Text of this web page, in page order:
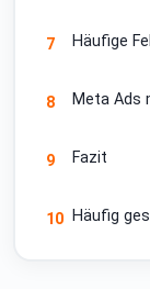
7 Häufige
8 Meta Ads
9 Fazit
10 Häufig